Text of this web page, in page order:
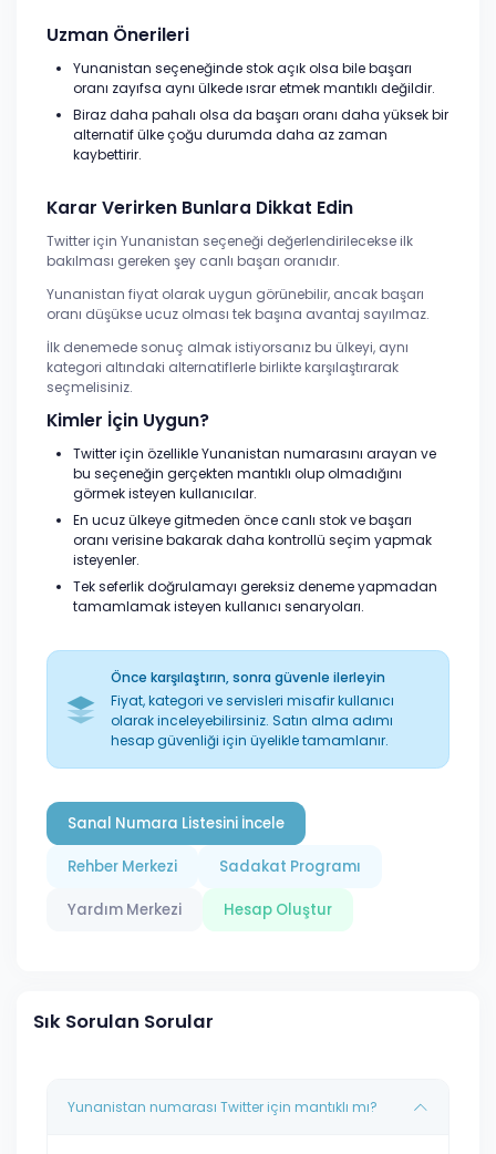
Uzman Önerileri
Yunanistan seçeneğinde stok açık olsa bile başarı
oranı zayıfsa aynı ülkede ısrar etmek mantıklı değildir.
Biraz daha pahalı olsa da başarı oranı daha yüksek bir
alternatif ülke çoğu durumda daha az zaman
kaybettirir.
Karar Verirken Bunlara Dikkat Edin
Twitter için Yunanistan seçeneği değerlendirilecekse ilk
bakılması gereken şey canlı başarı oranıdır.
Yunanistan fiyat olarak uygun görünebilir, ancak başarı
oranı düşükse ucuz olması tek başına avantaj sayılmaz.
İlk denemede sonuç almak istiyorsanız bu ülkeyi, aynı
kategori altındaki alternatiflerle birlikte karşılaştırarak
seçmelisiniz.
Kimler İçin Uygun?
Twitter için özellikle Yunanistan numarasını arayan ve
bu seçeneğin gerçekten mantıklı olup olmadığını
görmek isteyen kullanıcılar.
En ucuz ülkeye gitmeden önce canlı stok ve başarı
oranı verisine bakarak daha kontrollü seçim yapmak
isteyenler.
Tek seferlik doğrulamayı gereksiz deneme yapmadan
tamamlamak isteyen kullanıcı senaryoları.
Önce karşılaştırın, sonra güvenle ilerleyin
Fiyat, kategori ve servisleri misafir kullanıcı
olarak inceleyebilirsiniz. Satın alma adımı
hesap güvenliği için üyelikle tamamlanır.
Sanal Numara Listesini İncele
Rehber Merkezi Sadakat Programı
Yardım Merkezi Hesap Oluştur
Sık Sorulan Sorular
Yunanistan numarası Twitter için mantıklı mı?